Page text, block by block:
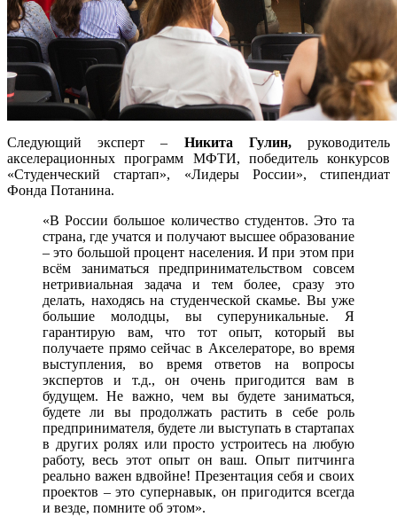
Следующий эксперт – Никита Гулин,руководитель
акселерационных программ МФТИ, победитель конкурсов
«Студенческий стартап», «Лидеры России», стипендиат
Фонда Потанина.
«В России большое количество студентов. Это та
страна, где учатся и получают высшее образование
– это большой процент населения. И при этом при
всём заниматься предпринимательством совсем
нетривиальная задача и тем более, сразу это
делать, находясь на студенческой скамье. Вы уже
большие молодцы, вы суперуникальные. Я
гарантирую вам, что тот опыт, который вы
получаете прямо сейчас в Акселераторе, во время
выступления, во время ответов на вопросы
экспертов и т.д., он очень пригодится вам в
будущем. Не важно, чем вы будете заниматься,
будете ли вы продолжать растить в себе роль
предпринимателя, будете ли выступать в стартапах
в других ролях или просто устроитесь на любую
работу, весь этот опыт он ваш. Опыт питчинга
реально важен вдвойне! Презентация себя и своих
проектов – это супернавык, он пригодится всегда
и везде, помните об этом».